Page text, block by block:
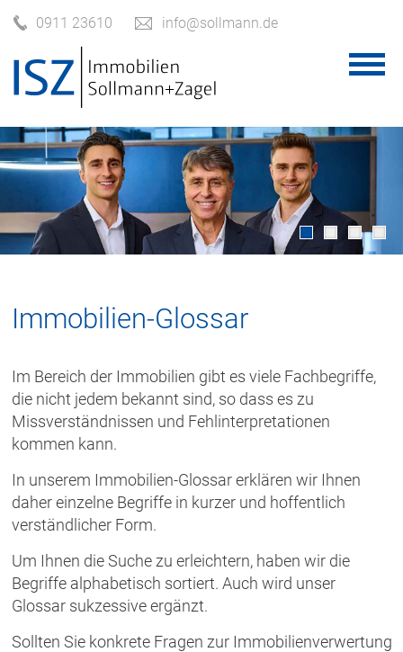
0911 23610 info@sollmann.de
Immobilien-Glossar
Im Bereich der Immobilien gibt es viele Fachbegriffe,
die nicht jedem bekannt sind, so dass es zu
Missverständnissen und Fehlinterpretationen
kommen kann.
In unserem Immobilien-Glossar erklären wir Ihnen
daher einzelne Begriffe in kurzer und hoffentlich
verständlicher Form.
Um Ihnen die Suche zu erleichtern, haben wir die
Begriffe alphabetisch sortiert. Auch wird unser
Glossar sukzessive ergänzt.
Sollten Sie konkrete Fragen zur Immobilienverwertung